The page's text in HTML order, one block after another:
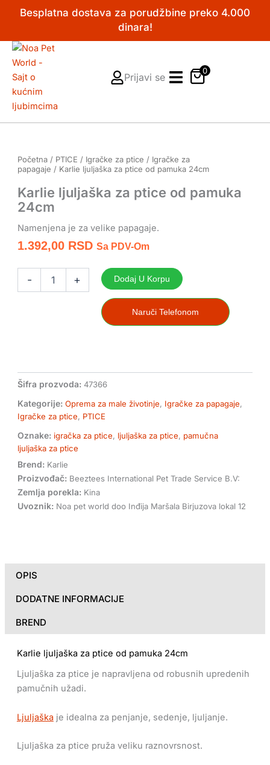
PređiBesplatna dostava za porudžbine preko 4.000
dinara!
Prijavi se
0
Početna / PTICE / Igračke za ptice / Igračke za
papagaje / Karlie ljuljaška za ptice od pamuka 24cm
Karlie ljuljaška za ptice od pamuka
24cm
Namenjena je za velike papagaje.
1.392,00 RSD Sa PDV-Om
- + Dodaj U Korpu
Naruči Telefonom
Šifra prozvoda:47366
Kategorije: Oprema za male životinje, Igračke za papagaje,
Igračke za ptice, PTICE
Oznake: igračka za ptice, ljuljaška za ptice, pamučna
ljuljaška za ptice
Brend: Karlie
Proizvođač: Beeztees International Pet Trade Service B.V:
Zemlja porekla: Kina
Uvoznik: Noa pet world doo Inđija Maršala Birjuzova lokal 12
OPIS
DODATNE INFORMACIJE
BREND
Karlie ljuljaška za ptice od pamuka 24cm
Ljuljaška za ptice je napravljena od robusnih upredenih
pamučnih užadi.
Ljuljaška je idealna za penjanje, sedenje, ljuljanje.
Ljuljaška za ptice pruža veliku raznovrsnost.